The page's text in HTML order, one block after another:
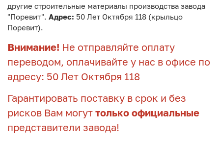
другие строительные материалы производства завода
"Поревит". Адрес: 50 Лет Октября 118 (крыльцо
Поревит).
Внимание! Не отправляйте оплату
переводом, оплачивайте у нас в офисе по
адресу: 50 Лет Октября 118
Гарантировать поставку в срок и без
рисков Вам могут только официальные
представители завода!